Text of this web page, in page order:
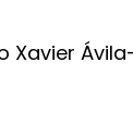
Xavier